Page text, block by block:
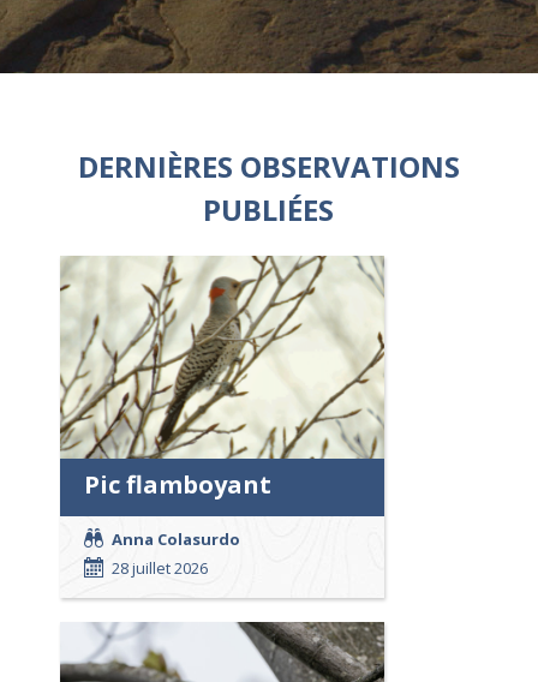
DERNIÈRES OBSERVATIONS
PUBLIÉES
Pic flamboyant
Anna Colasurdo
28 juillet 2026